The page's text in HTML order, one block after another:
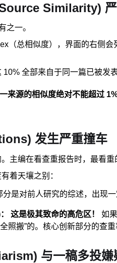
Similarity)
之一。
（总相似度），界面的右侧
全部来自于同一篇已被发
来源的相似度绝对不能超过
发生严重撞车
编在看查重报告时，最看重
着天壤之别：
分是对前人研究的综述，出现
这是极其致命的高危区！
如
搬”的。核心创新部分的查重
与一稿多投嫌